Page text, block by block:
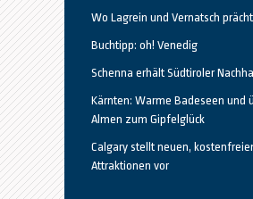
Wo Lagrein und Vernatsch
Buchtipp: oh! Venedig
Schenna erhält Südtiroler
Kärnten: Warme Badeseen und
Almen zum Gipfelglück
Calgary stellt neuen,
Attraktionen vor